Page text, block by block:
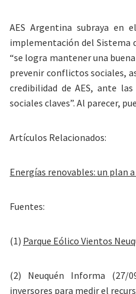
AES Argentina subraya en
implementación del Sistema
“se logra mantener una
prevenir conflictos sociales,
credibilidad de AES, ante
sociales claves”. Al parecer,
Artículos Relacionados:
Energías renovables: un plan
Fuentes:
(1) Parque Eólico Vientos
(2) Neuquén Informa (27/
inversores para medir el